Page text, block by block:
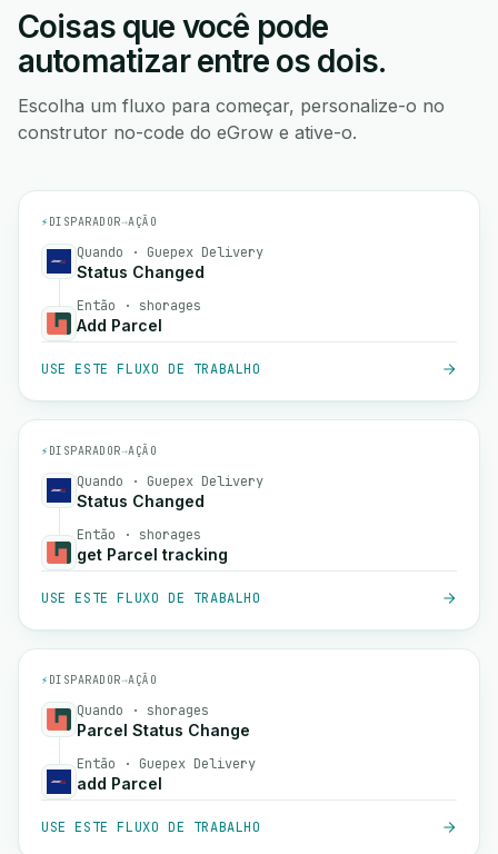
Coisas que você pode
automatizar entre os dois.
Escolha um fluxo para começar, personalize-o no
construtor no-code do eGrow e ative-o.
⚡ DISPARADOR→AÇÃO
Quando · Guepex Delivery
Status Changed
Então · shorages
Add Parcel
USE ESTE FLUXO DE TRABALHO
⚡ DISPARADOR→AÇÃO
Quando · Guepex Delivery
Status Changed
Então · shorages
get Parcel tracking
USE ESTE FLUXO DE TRABALHO
⚡ DISPARADOR→AÇÃO
Quando · shorages
Parcel Status Change
Então · Guepex Delivery
add Parcel
USE ESTE FLUXO DE TRABALHO